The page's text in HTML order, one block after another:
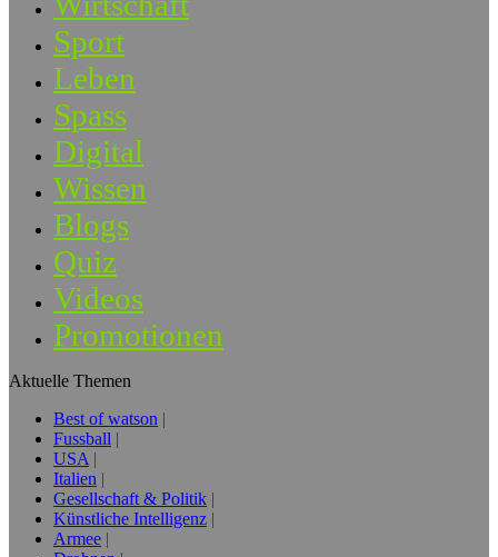
Sport
Leben
Spass
Digital
Wissen
Blogs
Quiz
Videos
Promotionen
Aktuelle Themen
Best of watson
Fussball
USA
Italien
Gesellschaft & Politik
Künstliche Intelligenz
Armee